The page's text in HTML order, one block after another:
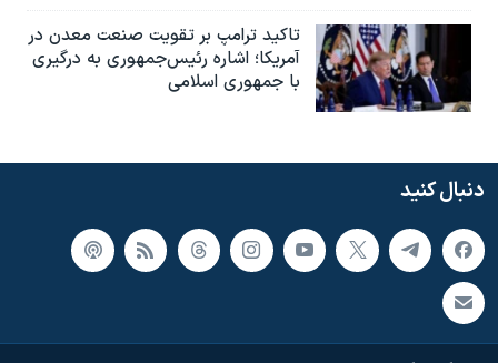
تاکید ترامپ بر تقویت صنعت معدن در
آمریکا؛ اشاره رئیس‌جمهوری به درگیری
با جمهوری اسلامی
دنبال کنید